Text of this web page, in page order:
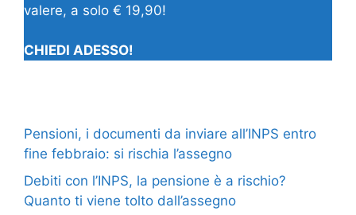
valere, a solo € 19,90!
CHIEDI ADESSO!
Pensioni, i documenti da inviare all’INPS entro
fine febbraio: si rischia l’assegno
Debiti con l’INPS, la pensione è a rischio?
Quanto ti viene tolto dall’assegno